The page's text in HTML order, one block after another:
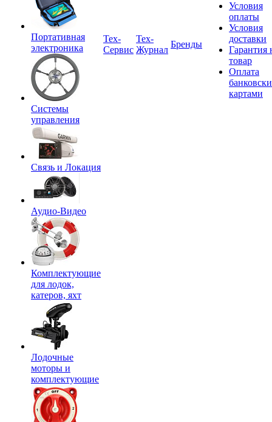
Портативная
электроника
Системы
управления
Связь и Локация
Аудио-Видео
Комплектующие
для лодок,
катеров, яхт
Лодочные
моторы и
комплектующие
Tex-
Сервис
Тех-
Журнал
Бренды
Условия
оплаты
Условия
доставки
Гарантия
товар
Оплата
картами